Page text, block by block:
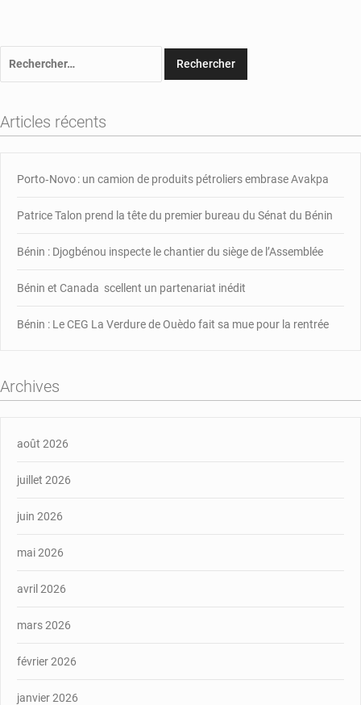
Articles récents
Porto‑Novo : un camion de produits pétroliers embrase Avakpa
Patrice Talon prend la tête du premier bureau du Sénat du Bénin
Bénin : Djogbénou inspecte le chantier du siège de l’Assemblée
Bénin et Canada scellent un partenariat inédit
Bénin : Le CEG La Verdure de Ouèdo fait sa mue pour la rentrée
Archives
août 2026
juillet 2026
juin 2026
mai 2026
avril 2026
mars 2026
février 2026
janvier 2026